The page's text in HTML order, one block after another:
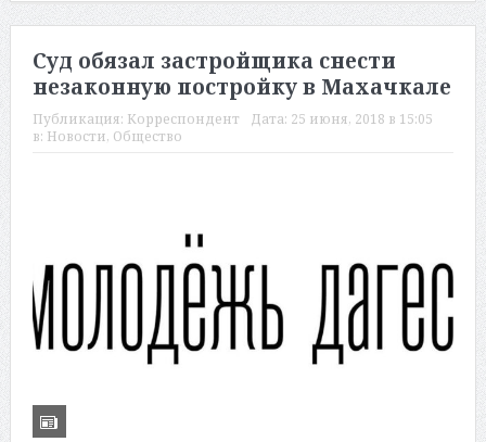
Суд обязал застройщика снести
незаконную постройку в Махачкале
Публикация: Корреспондент Дата: 25 июня, 2018 в 15:05
в: Новости, Общество